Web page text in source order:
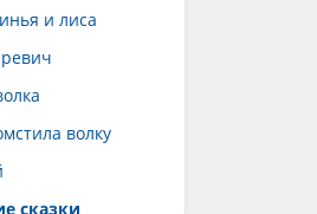
и лиса
волку
сказки